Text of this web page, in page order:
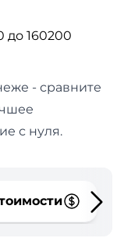
до 160200
- сравните
с нуля.